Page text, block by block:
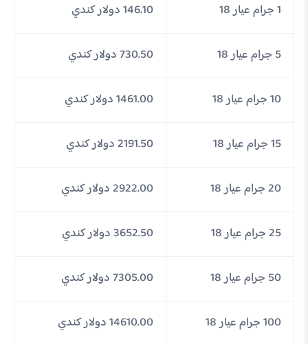
1 جرام عيار 18 146.10 دولار كندي
5 جرام عيار 18 730.50 دولار كندي
10 جرام عيار 18 1461.00 دولار كندي
15 جرام عيار 18 2191.50 دولار كندي
20 جرام عيار 18 2922.00 دولار كندي
25 جرام عيار 18 3652.50 دولار كندي
50 جرام عيار 18 7305.00 دولار كندي
100 جرام عيار 18 14610.00 دولار كندي